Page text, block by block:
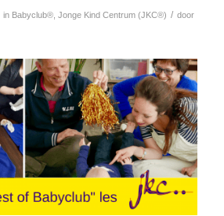
in Babyclub®, Jonge Kind Centrum (JKC®) / door